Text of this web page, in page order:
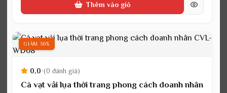
tại
415.000₫.
Thêm vào giỏ
GIẢM 36%
0,0•(0 đánh giá)
Cà vạt vải lụa thời trang phong cách doanh nhân